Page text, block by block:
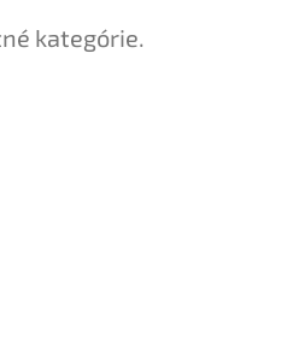
kategórie.